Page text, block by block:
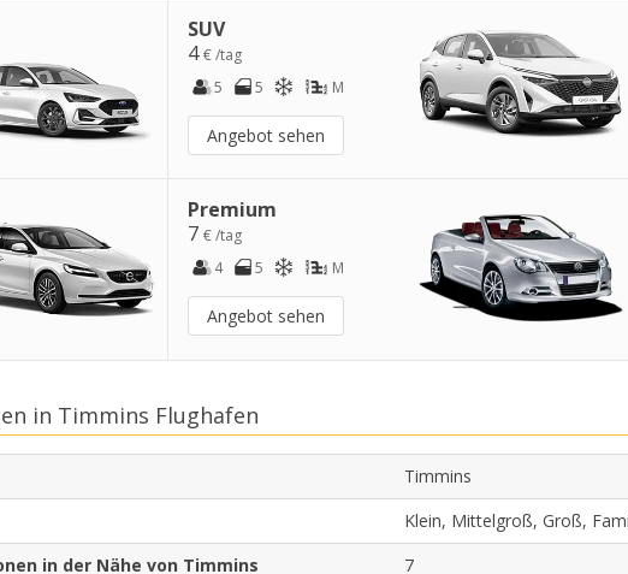
SUV
4€ /tag
5
5 M
Angebot sehen
Premium
7€ /tag
4
5 M
Angebot sehen
in Timmins Flughafen
Timmins
Klein, Mittelgroß, Groß,
in der Nähe von Timmins
7